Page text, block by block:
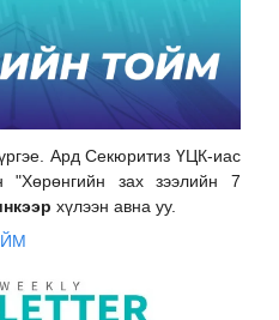
Ард Секюритиз ҮЦК-иас
"Хөрөнгийн зах зээлийн 7
хүлээн авна уу.